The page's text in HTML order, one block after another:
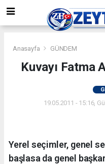
Anasayfa GÜNDEM
Kuvayı Fatma
19.05.2011 - 15:16,
Yerel seçimler, genel
başlasa da genel